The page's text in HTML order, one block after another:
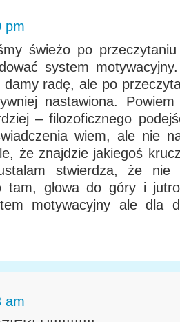
pm
świeżo po
system
radę, ale po
nastawiona.
– filozoficznego
wiem, ale nie
że znajdzie jakiegoś
stwierdza, że nie
tam, głowa do góry i
motywacyjny ale dla
am